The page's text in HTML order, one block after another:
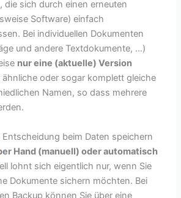
die sich durch einen erneuten
Software) einfach
Bei individuellen Dokumenten
und andere Textdokumente, …)
nur eine (aktuelle) Version
oder sogar komplett gleiche
Namen, so dass mehrere
beim Daten speichern
Hand (manuell) oder automatisch
lohnt sich eigentlich nur, wenn Sie
Dokumente sichern möchten. Bei
Backup können Sie über eine